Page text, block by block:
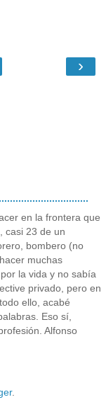
›
en la frontera que
casi 23 de un
bombero (no
muchas
la vida y no sabía
privado, pero en
ello, acabé
Eso sí,
Alfonso
.